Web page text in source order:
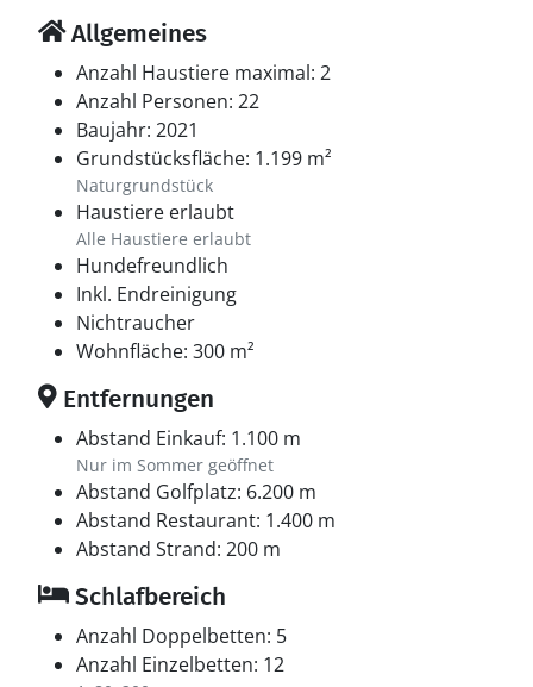
Allgemeines
Anzahl Haustiere maximal: 2
Anzahl Personen: 22
Baujahr: 2021
Grundstücksfläche: 1.199 m²
Naturgrundstück
Haustiere erlaubt
Alle Haustiere erlaubt
Hundefreundlich
Inkl. Endreinigung
Nichtraucher
Wohnfläche: 300 m²
Entfernungen
Abstand Einkauf: 1.100 m
Nur im Sommer geöffnet
Abstand Golfplatz: 6.200 m
Abstand Restaurant: 1.400 m
Abstand Strand: 200 m
Schlafbereich
Anzahl Doppelbetten: 5
Anzahl Einzelbetten: 12